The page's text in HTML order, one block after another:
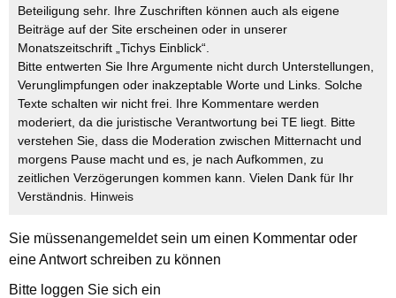
Beteiligung sehr. Ihre Zuschriften können auch als eigene
Beiträge auf der Site erscheinen oder in unserer
Monatszeitschrift „Tichys Einblick“.
Bitte entwerten Sie Ihre Argumente nicht durch Unterstellungen,
Verunglimpfungen oder inakzeptable Worte und Links. Solche
Texte schalten wir nicht frei. Ihre Kommentare werden
moderiert, da die juristische Verantwortung bei TE liegt. Bitte
verstehen Sie, dass die Moderation zwischen Mitternacht und
morgens Pause macht und es, je nach Aufkommen, zu
zeitlichen Verzögerungen kommen kann. Vielen Dank für Ihr
Verständnis. Hinweis
Sie müssenangemeldetsein um einen Kommentar oder
eine Antwort schreiben zu können
Bitte loggen Sie sich ein